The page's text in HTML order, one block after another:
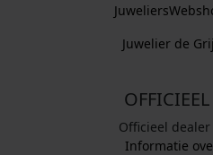
Juwelier de
Officieel
Informatie